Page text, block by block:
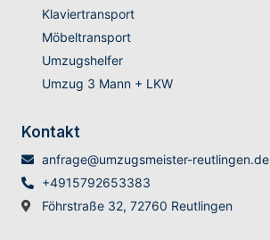
Klaviertransport
Möbeltransport
Umzugshelfer
Umzug 3 Mann + LKW
Kontakt
anfrage@umzugsmeister-reutlingen.de
+4915792653383
Föhrstraße 32, 72760 Reutlingen